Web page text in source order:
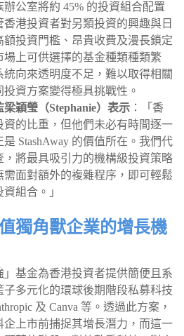
公室將約 45% 的投資組合配置
港投資者對另類投資的興趣與日
投資門檻、昂貴收費及漫長鎖定
上可供選擇的基金種類種類繁
向來透明度不足，難以取得相關
資方案變得極具挑戰性。
穎瑩（Stephanie）表示 ：「香
的比重，但他們未必有時間逐一
StashAway 的價值所在。我們代
將最具吸引力的機構級投資策略
需面對額外的複雜程序，即可輕鬆
組合。」
獨角獸企業的增長機
」基金為香港投資者提供簡便且系
多元化的環球後期階段私募科技
及 Canva 等。透過此方案，
上市前捕捉其增長潛力，而這一